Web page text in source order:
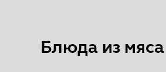
Блюда из